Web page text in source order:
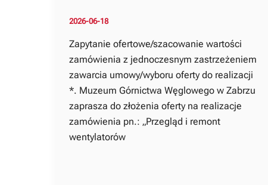
2026-06-18
Zapytanie ofertowe/szacowanie wartości
zamówienia z jednoczesnym zastrzeżeniem
zawarcia umowy/wyboru oferty do realizacji
*. Muzeum Górnictwa Węglowego w Zabrzu
zaprasza do złożenia oferty na realizacje
zamówienia pn.: „Przegląd i remont
wentylatorów